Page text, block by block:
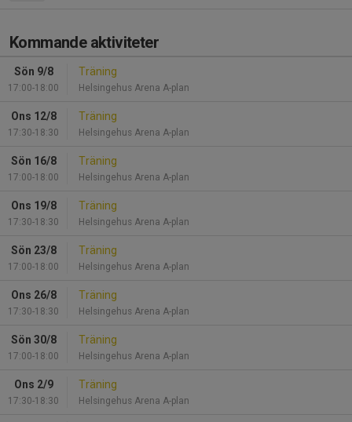
Kommande aktiviteter
Sön 9/8
17:00-18:00
Träning
Helsingehus Arena A-plan
Ons 12/8
17:30-18:30
Träning
Helsingehus Arena A-plan
Sön 16/8
17:00-18:00
Träning
Helsingehus Arena A-plan
Ons 19/8
17:30-18:30
Träning
Helsingehus Arena A-plan
Sön 23/8
17:00-18:00
Träning
Helsingehus Arena A-plan
Ons 26/8
17:30-18:30
Träning
Helsingehus Arena A-plan
Sön 30/8
17:00-18:00
Träning
Helsingehus Arena A-plan
Ons 2/9
17:30-18:30
Träning
Helsingehus Arena A-plan